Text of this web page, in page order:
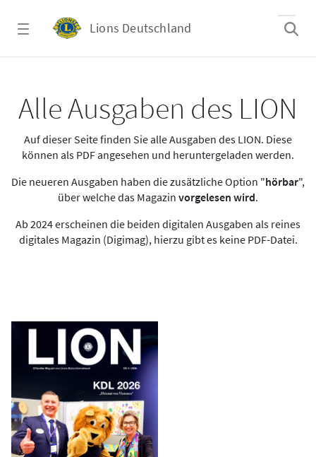
Lions Deutschland
Alle Ausgaben des LION
Auf dieser Seite finden Sie alle Ausgaben des LION. Diese
können als PDF angesehen und heruntergeladen werden.
Die neueren Ausgaben haben die zusätzliche Option "hörbar",
über welche das Magazin vorgelesen wird.
Ab 2024 erscheinen die beiden digitalen Ausgaben als reines
digitales Magazin (Digimag), hierzu gibt es keine PDF-Datei.